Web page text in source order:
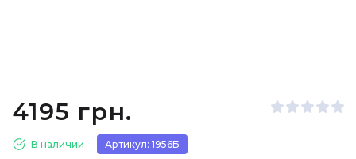
4195 грн.
В наличии Артикул: 1956Б